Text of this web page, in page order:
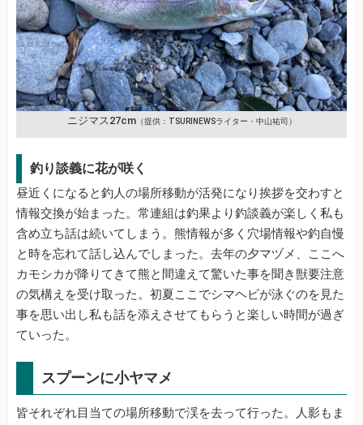
ニジマス27cm（提供：TSURINEWSライター・中山祐司）
釣り談義に花が咲く
昼近くになると釣人の場所移動が活発になり挨拶を交わすと
情報交換が始まった。常連組は釣果より釣談義が楽しく私も
含め立ち話は続いてしまう。熊情報が多く穴場情報や釣自慢
と時を忘れて話し込んでしまった。去年の夕マヅメ、ここへ
カモシカが降りてきて熊と間違えて驚いた事を聞き獣要注意
の気構えを受け取った。初夏ここでシマヘビが泳ぐのを見た
事を思い出し私も話を添えさせてもらうと楽しい時間が過ぎ
ていった。
スプーンに小ヤマメ
皆それぞれ目当ての場所移動で渓を去って行った。人影もま